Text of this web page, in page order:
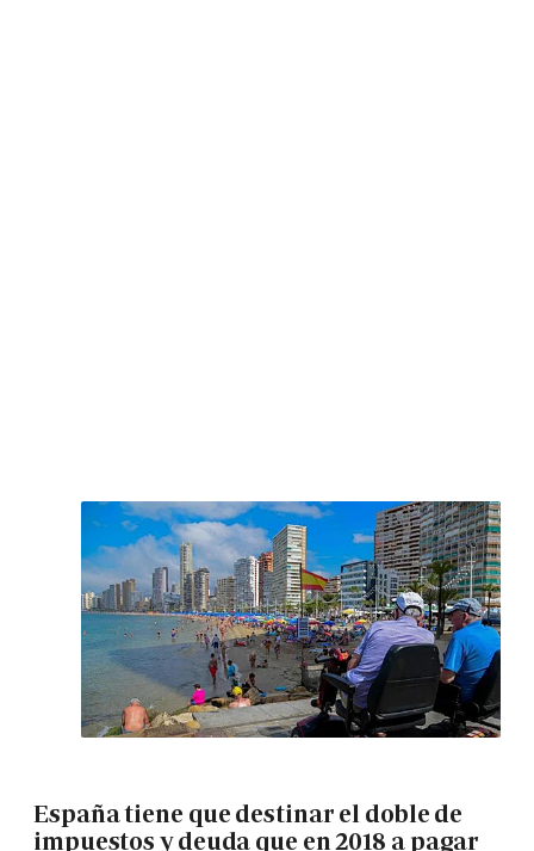
España tiene que destinar el doble de
impuestos y deuda que en 2018 a pagar